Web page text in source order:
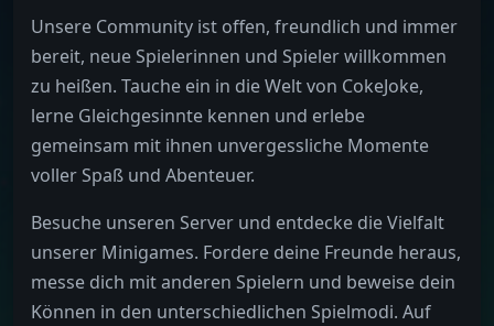
Unsere Community ist offen, freundlich und immer
bereit, neue Spielerinnen und Spieler willkommen
zu heißen. Tauche ein in die Welt von CokeJoke,
lerne Gleichgesinnte kennen und erlebe
gemeinsam mit ihnen unvergessliche Momente
voller Spaß und Abenteuer.
Besuche unseren Server und entdecke die Vielfalt
unserer Minigames. Fordere deine Freunde heraus,
messe dich mit anderen Spielern und beweise dein
Können in den unterschiedlichen Spielmodi. Auf